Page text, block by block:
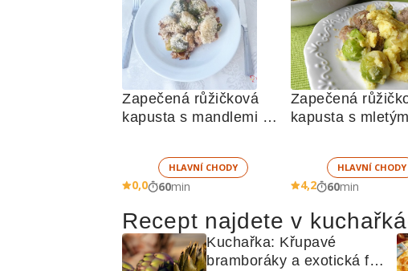
Zapečená růžičková
kapusta s mandlemi a
HLAVNÍ CHODY
0,0 60min
Zapečená
kapusta s mletým
HLAVNÍ CHODY
4,2 60min
Recept najdete v
Kuchařka: Křupavé
bramboráky a exotická filé